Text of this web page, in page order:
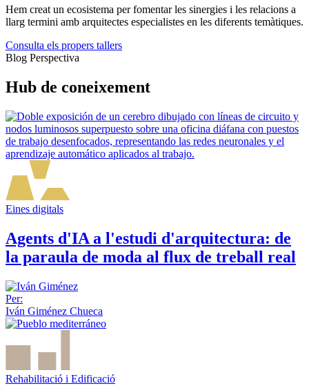
Hem creat un ecosistema per fomentar les sinergies i les relacions a
llarg termini amb arquitectes especialistes en les diferents temàtiques.
Consulta els propers tallers
Blog Perspectiva
Hub de coneixement
Eines digitals
Agents d'IA a l'estudi d'arquitectura: de
la paraula de moda al flux de treball real
Per:
Iván Giménez Chueca
Rehabilitació i Edificació